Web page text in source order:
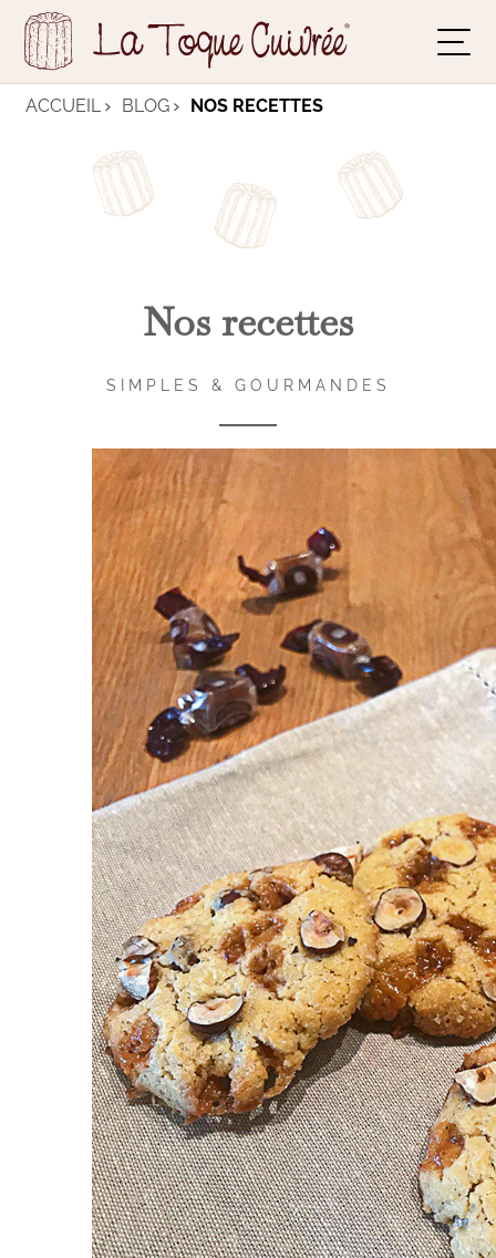
ACCUEIL BLOG NOS RECETTES
Nos recettes
SIMPLES & GOURMANDES